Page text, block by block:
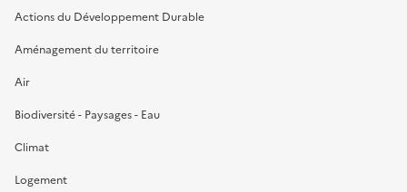
Actions du Développement Durable
Aménagement du territoire
Air
Biodiversité - Paysages - Eau
Climat
Logement